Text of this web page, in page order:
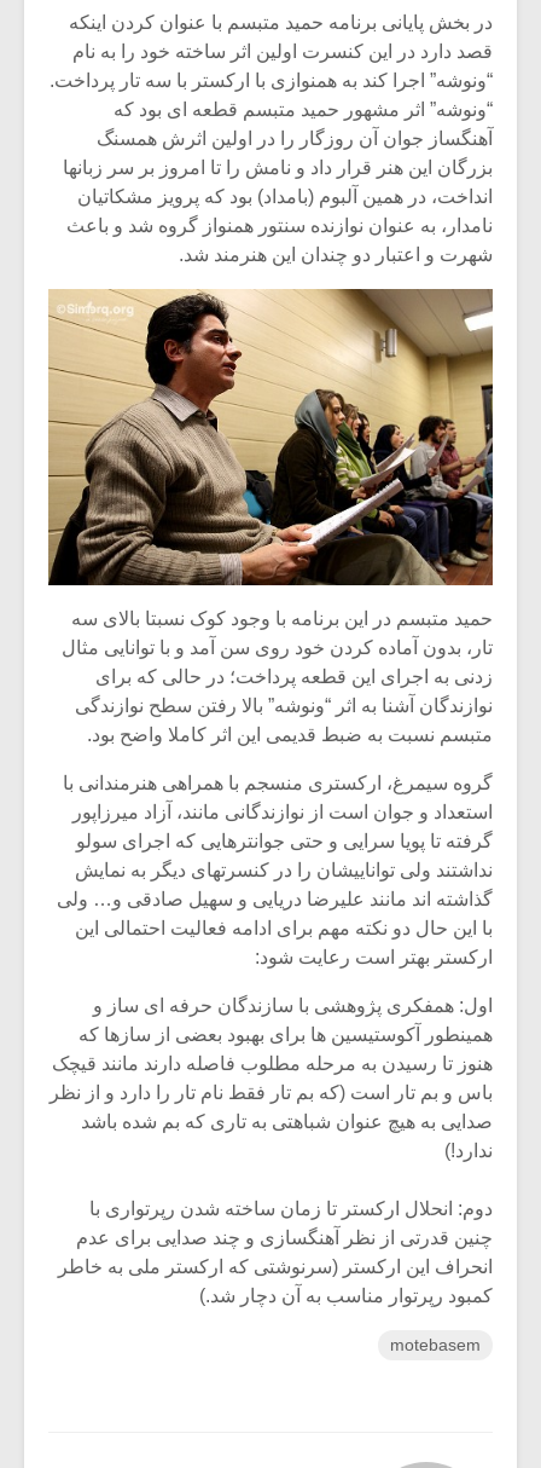
در بخش پایانی برنامه حمید متبسم با عنوان کردن اینکه
قصد دارد در این کنسرت اولین اثر ساخته خود را به نام
“ونوشه” اجرا کند به همنوازی با ارکستر با سه تار پرداخت.
“ونوشه” اثر مشهور حمید متبسم قطعه ای بود که
آهنگساز جوان آن روزگار را در اولین اثرش همسنگ
بزرگان این هنر قرار داد و نامش را تا امروز بر سر زبانها
انداخت، در همین آلبوم (بامداد) بود که پرویز مشکاتیان
نامدار، به عنوان نوازنده سنتور همنواز گروه شد و باعث
شهرت و اعتبار دو چندان این هنرمند شد.
حمید متبسم در این برنامه با وجود کوک نسبتا بالای سه
تار، بدون آماده کردن خود روی سن آمد و با توانایی مثال
زدنی به اجرای این قطعه پرداخت؛ در حالی که برای
نوازندگان آشنا به اثر “ونوشه” بالا رفتن سطح نوازندگی
متبسم نسبت به ضبط قدیمی این اثر کاملا واضح بود.
گروه سیمرغ، ارکستری منسجم با همراهی هنرمندانی با
استعداد و جوان است از نوازندگانی مانند، آزاد میرزاپور
گرفته تا پویا سرایی و حتی جوانترهایی که اجرای سولو
نداشتند ولی تواناییشان را در کنسرتهای دیگر به نمایش
گذاشته اند مانند علیرضا دریایی و سهیل صادقی و… ولی
با این حال دو نکته مهم برای ادامه فعالیت احتمالی این
ارکستر بهتر است رعایت شود:
اول: همفکری پژوهشی با سازندگان حرفه ای ساز و
همینطور آکوستیسین ها برای بهبود بعضی از سازها که
هنوز تا رسیدن به مرحله مطلوب فاصله دارند مانند قیچک
باس و بم تار است (که بم تار فقط نام تار را دارد و از نظر
صدایی به هیچ عنوان شباهتی به تاری که بم شده باشد
ندارد!)
دوم: انحلال ارکستر تا زمان ساخته شدن رپرتواری با
چنین قدرتی از نظر آهنگسازی و چند صدایی برای عدم
انحراف این ارکستر (سرنوشتی که ارکستر ملی به خاطر
کمبود رپرتوار مناسب به آن دچار شد.)
motebasem